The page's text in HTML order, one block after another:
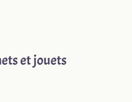
et jouets